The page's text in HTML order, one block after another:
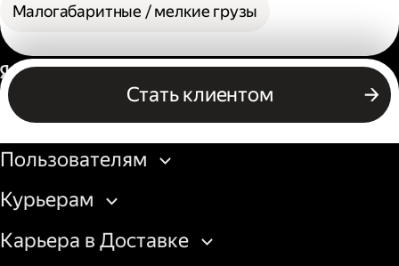
Малогабаритные / мелкие грузы
Стать клиентом
Россия
Бизнесу
Пользователям
Курьерам
Карьера в Доставке